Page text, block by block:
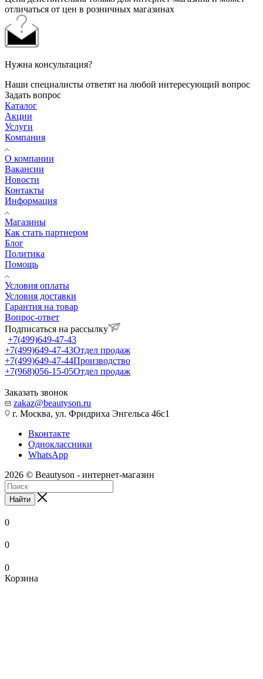
отличаться от цен в розничных магазинах
Нужна консультация?
Наши специалисты ответят на любой интересующий вопрос
Задать вопрос
Каталог
Акции
Услуги
Компания
О компании
Вакансии
Новости
Контакты
Информация
Магазины
Как стать партнером
Блог
Политика
Помощь
Условия оплаты
Условия доставки
Гарантия на товар
Вопрос-ответ
Подписаться на рассылку
+7(499)649-47-43
+7(499)649-47-43Отдел продаж
+7(499)649-47-44Производство
+7(968)056-15-05Отдел продаж
Заказать звонок
zakaz@beautyson.ru
г. Москва, ул. Фридриха Энгельса 46с1
Вконтакте
Одноклассники
WhatsApp
2026 © Beautyson - интернет-магазин
Найти
0
0
0
Корзина